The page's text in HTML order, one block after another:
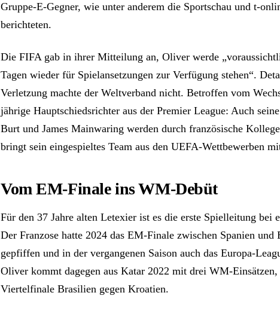
Gruppe-E-Gegner, wie unter anderem die Sportschau und t-
berichteten.
Die FIFA gab in ihrer Mitteilung an, Oliver werde
Tagen wieder für Spielansetzungen zur Verfügung stehen“.
Verletzung machte der Weltverband nicht. Betroffen vom
jährige Hauptschiedsrichter aus der Premier League: Auch
Burt und James Mainwaring werden durch französische
bringt sein eingespieltes Team aus den UEFA-Wettbewerben
Vom EM-Finale ins WM-Debüt
Für den 37 Jahre alten Letexier ist es die erste Spielleitung bei
Der Franzose hatte 2024 das EM-Finale zwischen Spanien
gepfiffen und in der vergangenen Saison auch das Europa-
Oliver kommt dagegen aus Katar 2022 mit drei WM-Einsätzen,
Viertelfinale Brasilien gegen Kroatien.